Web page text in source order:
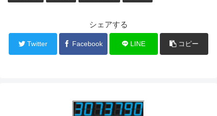
シェアする
Twitter Facebook LINE コピー